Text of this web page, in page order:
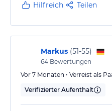
einladend.
Hilfreich Teilen
Markus (51-55)
64 Bewertungen
Vor 7 Monaten • Verreist als
Verifizierter Aufenthalt